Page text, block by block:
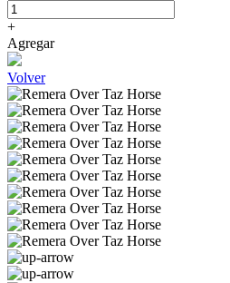
+
Agregar
Volver